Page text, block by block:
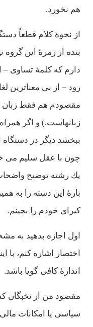
هم نخورد.
از نحوۀ كلام قطعاً
بنده از زمرۀ اين
دارم كه كلمۀ تساوی –
رود – از بی معناترين
مقصودم هم فقط زبان
زبانهاست.) و اگر
ببخشد ديگر در دستگاه
چون با عقل سليم می
يك رشته توضيح
بارۀ اين دسته را به
كبرای خودم را بچينم.
اول اجازه بدهيد به
اختصار اشاره كنم،
اندازۀ كافی گويا باشد.
مقصود من از نخبگان
سياسی يا امكانات